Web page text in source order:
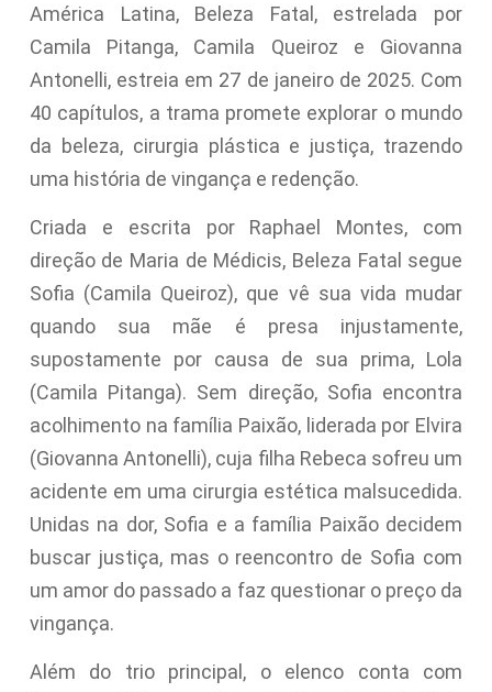
América Latina, Beleza Fatal, estrelada por
Camila Pitanga, Camila Queiroz e Giovanna
Antonelli, estreia em 27 de janeiro de 2025. Com
40 capítulos, a trama promete explorar o mundo
da beleza, cirurgia plástica e justiça, trazendo
uma história de vingança e redenção.
Criada e escrita por Raphael Montes, com
direção de Maria de Médicis, Beleza Fatal segue
Sofia (Camila Queiroz), que vê sua vida mudar
quando sua mãe é presa injustamente,
supostamente por causa de sua prima, Lola
(Camila Pitanga). Sem direção, Sofia encontra
acolhimento na família Paixão, liderada por Elvira
(Giovanna Antonelli), cuja filha Rebeca sofreu um
acidente em uma cirurgia estética malsucedida.
Unidas na dor, Sofia e a família Paixão decidem
buscar justiça, mas o reencontro de Sofia com
um amor do passado a faz questionar o preço da
vingança.
Além do trio principal, o elenco conta com